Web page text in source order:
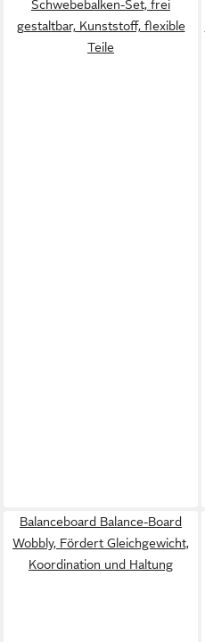
Schwebebalken-Set, frei
gestaltbar, Kunststoff, flexible
Teile
Balanceboard Balance-Board
Wobbly, Fördert Gleichgewicht,
Koordination und Haltung